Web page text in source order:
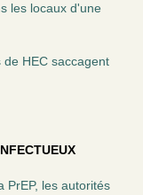
les locaux d'une
HEC saccagent
PrEP, les autorités